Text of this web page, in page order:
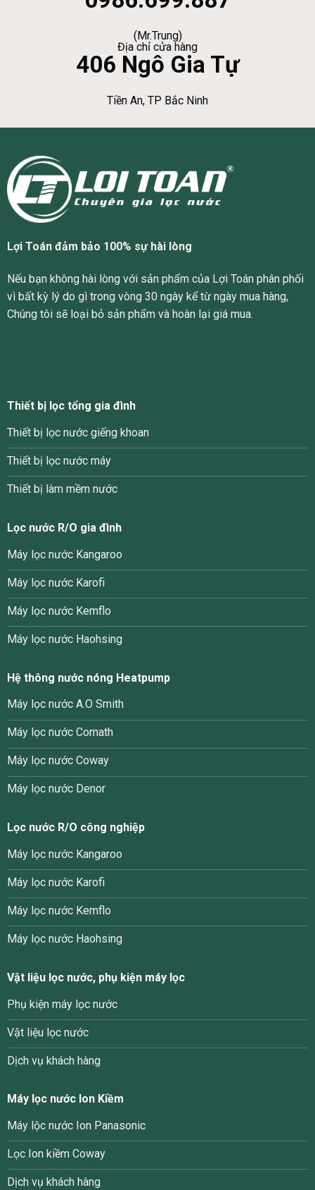
(Mr.Trung)
Địa chỉ cửa hàng
406 Ngô Gia Tự
Tiền An, TP Bắc Ninh
Lợi Toán đảm bảo 100% sự hài lòng
Nếu bạn không hài lòng với sản phẩm của Lợi Toán phân phối
vì bất kỳ lý do gì trong vòng 30 ngày kể từ ngày mua hàng,
Chúng tôi sẽ loại bỏ sản phẩm và hoàn lại giá mua.
Thiết bị lọc tổng gia đình
Thiết bị lọc nước giếng khoan
Thiết bị lọc nước máy
Thiết bị làm mềm nước
Lọc nước R/O gia đình
Máy lọc nước Kangaroo
Máy lọc nước Karofi
Máy lọc nước Kemflo
Máy lọc nước Haohsing
Hệ thông nước nóng Heatpump
Máy lọc nước A.O Smith
Máy lọc nước Comath
Máy lọc nước Coway
Máy lọc nước Denor
Lọc nước R/O công nghiệp
Máy lọc nước Kangaroo
Máy lọc nước Karofi
Máy lọc nước Kemflo
Máy lọc nước Haohsing
Vật liệu lọc nước, phụ kiện máy lọc
Phụ kiện máy lọc nước
Vật liệu lọc nước
Dịch vụ khách hàng
Máy lọc nước Ion Kiềm
Máy lộc nước Ion Panasonic
Lọc Ion kiềm Coway
Dịch vụ khách hàng